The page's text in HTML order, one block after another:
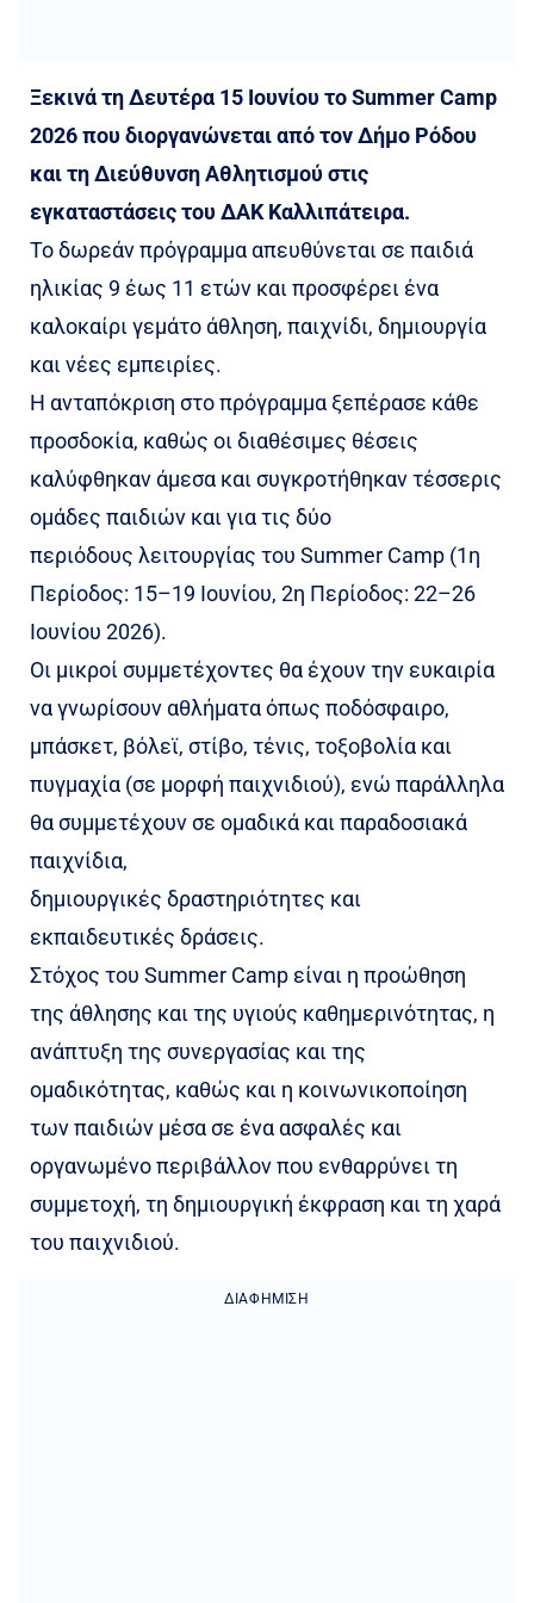
Ξεκινά τη Δευτέρα 15 Ιουνίου το Summer Camp
2026 που διοργανώνεται από τον Δήμο Ρόδου
και τη Διεύθυνση Αθλητισμού στις
εγκαταστάσεις του ΔΑΚ Καλλιπάτειρα.
Το δωρεάν πρόγραμμα απευθύνεται σε παιδιά
ηλικίας 9 έως 11 ετών και προσφέρει ένα
καλοκαίρι γεμάτο άθληση, παιχνίδι, δημιουργία
και νέες εμπειρίες.
Η ανταπόκριση στο πρόγραμμα ξεπέρασε κάθε
προσδοκία, καθώς οι διαθέσιμες θέσεις
καλύφθηκαν άμεσα και συγκροτήθηκαν τέσσερις
ομάδες παιδιών και για τις δύο
περιόδους λειτουργίας του Summer Camp (1η
Περίοδος: 15–19 Ιουνίου, 2η Περίοδος: 22–26
Ιουνίου 2026).
Οι μικροί συμμετέχοντες θα έχουν την ευκαιρία
να γνωρίσουν αθλήματα όπως ποδόσφαιρο,
μπάσκετ, βόλεϊ, στίβο, τένις, τοξοβολία και
πυγμαχία (σε μορφή παιχνιδιού), ενώ παράλληλα
θα συμμετέχουν σε ομαδικά και παραδοσιακά
παιχνίδια,
δημιουργικές δραστηριότητες και
εκπαιδευτικές δράσεις.
Στόχος του Summer Camp είναι η προώθηση
της άθλησης και της υγιούς καθημερινότητας, η
ανάπτυξη της συνεργασίας και της
ομαδικότητας, καθώς και η κοινωνικοποίηση
των παιδιών μέσα σε ένα ασφαλές και
οργανωμένο περιβάλλον που ενθαρρύνει τη
συμμετοχή, τη δημιουργική έκφραση και τη χαρά
του παιχνιδιού.
ΔΙΑΦΉΜΙΣΗ